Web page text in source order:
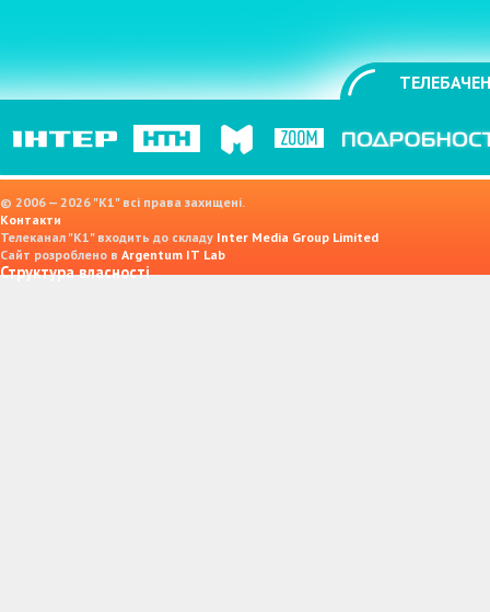
© 2006 — 2026 "K1" всі права захищені.
Контакти
Телеканал "К1" входить до складу Inter Media Group Limited
Сайт розроблено в Argentum IT Lab
Структура власності